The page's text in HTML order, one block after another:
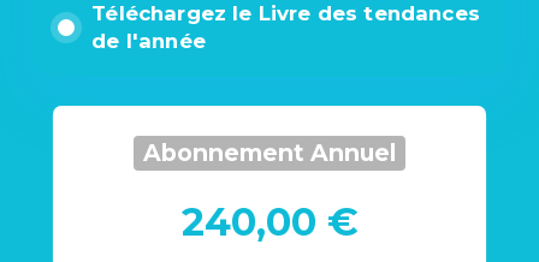
Téléchargez le Livre des tendances
de l'année
Abonnement Annuel
240,00 €